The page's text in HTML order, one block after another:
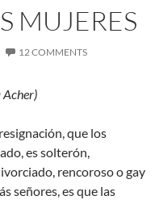
MUJERES
12 COMMENTS
Acher)
que los
es solterón,
rencoroso o gay
señores, es que las